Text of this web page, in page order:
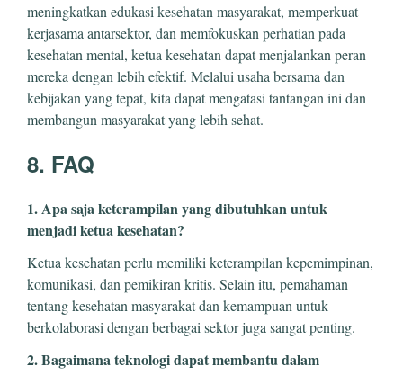
meningkatkan edukasi kesehatan masyarakat, memperkuat
kerjasama antarsektor, dan memfokuskan perhatian pada
kesehatan mental, ketua kesehatan dapat menjalankan peran
mereka dengan lebih efektif. Melalui usaha bersama dan
kebijakan yang tepat, kita dapat mengatasi tantangan ini dan
membangun masyarakat yang lebih sehat.
8. FAQ
1. Apa saja keterampilan yang dibutuhkan untuk
menjadi ketua kesehatan?
Ketua kesehatan perlu memiliki keterampilan kepemimpinan,
komunikasi, dan pemikiran kritis. Selain itu, pemahaman
tentang kesehatan masyarakat dan kemampuan untuk
berkolaborasi dengan berbagai sektor juga sangat penting.
2. Bagaimana teknologi dapat membantu dalam